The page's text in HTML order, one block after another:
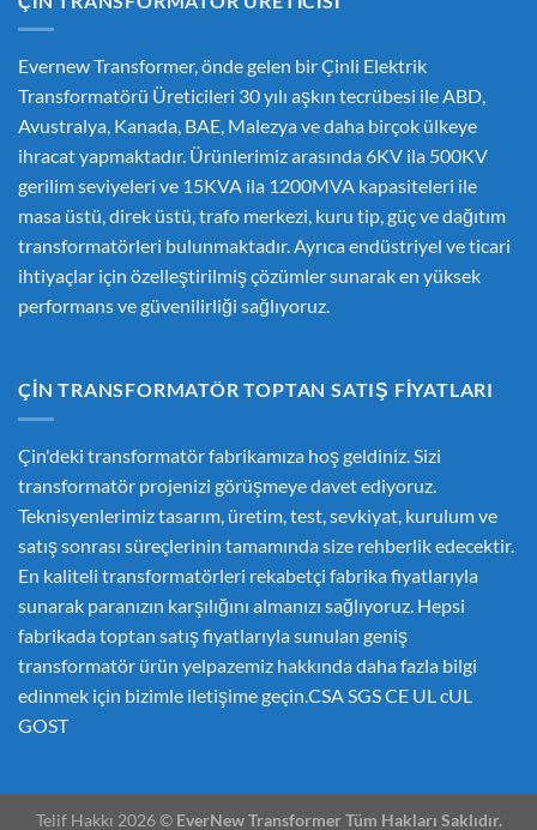
Evernew Transformer, önde gelen birÇinli Elektrik
Transformatörü Üreticileri 30 yılı aşkın tecrübesi ile ABD,
Avustralya, Kanada, BAE, Malezya ve daha birçok ülkeye
ihracat yapmaktadır. Ürünlerimiz arasında 6KV ila 500KV
gerilim seviyeleri ve 15KVA ila 1200MVA kapasiteleri ile
masa üstü, direk üstü, trafo merkezi, kuru tip, güç ve dağıtım
transformatörleri bulunmaktadır. Ayrıca endüstriyel ve ticari
ihtiyaçlar için özelleştirilmiş çözümler sunarak en yüksek
performans ve güvenilirliği sağlıyoruz.
ÇIN TRANSFORMATÖR TOPTAN SATIŞ FIYATLARI
Çin'deki transformatör fabrikamıza hoş geldiniz. Sizi
transformatör projenizi görüşmeye davet ediyoruz.
Teknisyenlerimiz tasarım, üretim, test, sevkiyat, kurulum ve
satış sonrası süreçlerinin tamamında size rehberlik edecektir.
En kaliteli transformatörleri rekabetçi fabrika fiyatlarıyla
sunarak paranızın karşılığını almanızı sağlıyoruz. Hepsi
fabrikada toptan satış fiyatlarıyla sunulan geniş
transformatör ürün yelpazemiz hakkında daha fazla bilgi
edinmek için bizimle iletişime geçin.CSA SGS CE UL cUL
GOST
Telif Hakkı 2026 © EverNew Transformer Tüm Hakları Saklıdır.